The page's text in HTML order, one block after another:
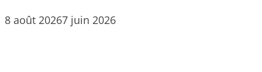
8 août 20267 juin 2026